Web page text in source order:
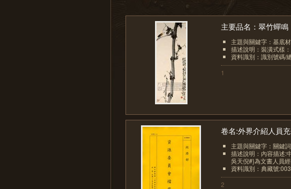
主要品名：翠竹蟬鳴
主題與關鍵字：基底
描述說明：裝潢式樣
資料識別：識別號碼/
1
卷名:外界介紹人員
主題與關鍵字：關鍵
描述說明：內容描述:
吳天倪#}為文書人員
資料識別：典藏號
2